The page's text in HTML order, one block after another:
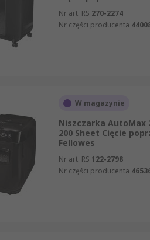
Nr art. RS 270-2274
Nr części producenta
W magazynie
Niszczarka AutoMax
200 Sheet Cięcie
Fellowes
Nr art. RS 122-2798
Nr części producenta